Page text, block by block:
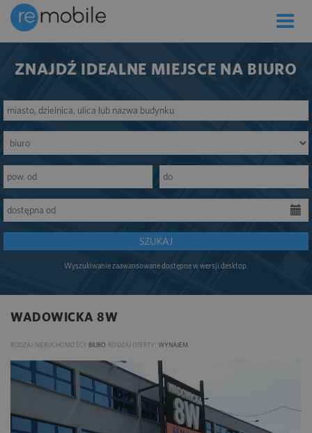
Toggle
ZNAJDŹ IDEALNE MIEJSCE NA BIURO
SZUKAJ
Wyszukiwanie zaawansowane dostępne w wersji desktop.
WADOWICKA 8W
RODZAJ NIERUCHOMOŚCI: BIURO RODZAJ OFERTY: WYNAJEM